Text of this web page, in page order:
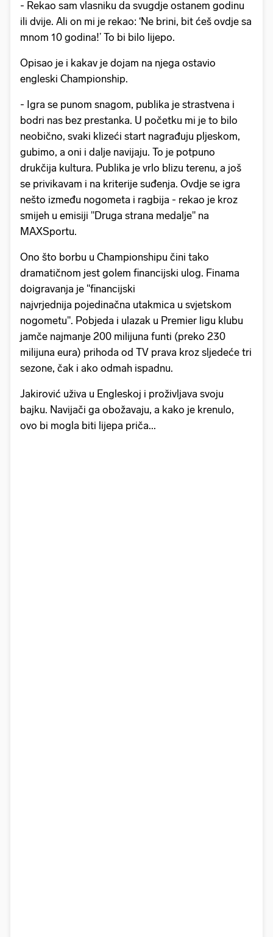
- Rekao sam vlasniku da svugdje ostanem godinu
ili dvije. Ali on mi je rekao: ‘Ne brini, bit ćeš ovdje sa
mnom 10 godina!’ To bi bilo lijepo.
Opisao je i kakav je dojam na njega ostavio
engleski Championship.
- Igra se punom snagom, publika je strastvena i
bodri nas bez prestanka. U početku mi je to bilo
neobično, svaki klizeći start nagrađuju pljeskom,
gubimo, a oni i dalje navijaju. To je potpuno
drukčija kultura. Publika je vrlo blizu terenu, a još
se privikavam i na kriterije suđenja. Ovdje se igra
nešto između nogometa i ragbija - rekao je kroz
smijeh u emisiji "Druga strana medalje" na
MAXSportu.
Ono što borbu u Championshipu čini tako
dramatičnom jest golem financijski ulog. Finama
doigravanja je "financijski
najvrjednija pojedinačna utakmica u svjetskom
nogometu". Pobjeda i ulazak u Premier ligu klubu
jamče najmanje 200 milijuna funti (preko 230
milijuna eura) prihoda od TV prava kroz sljedeće tri
sezone, čak i ako odmah ispadnu.
Jakirović uživa u Engleskoj i proživljava svoju
bajku. Navijači ga obožavaju, a kako je krenulo,
ovo bi mogla biti lijepa priča...